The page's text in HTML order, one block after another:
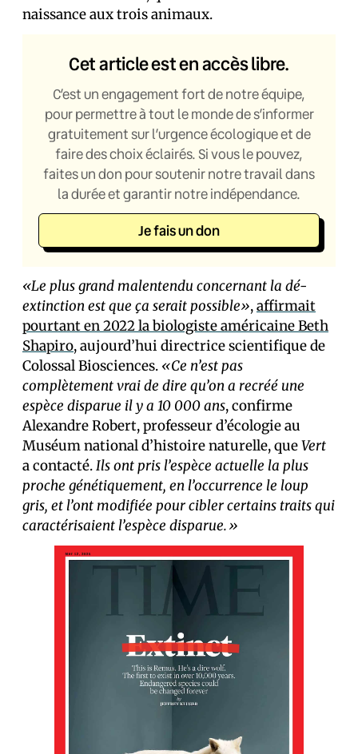
naissance aux trois animaux.
Cet article est en accès libre.
C’est un engagement fort de notre équipe,
pour permettre à tout le monde de s’informer
gratuitement sur l’urgence écologique et de
faire des choix éclairés. Si vous le pouvez,
faites un don pour soutenir notre travail dans
la durée et garantir notre indépendance.
Je fais un don
«Le plus grand malentendu concernant la dé-
extinction est que ça serait possible»,affirmait
pourtant en 2022 la biologiste américaine Beth
Shapiro, aujourd’hui directrice scientifique de
Colossal Biosciences. «Ce n’est pas
complètement vrai de dire qu’on a recréé une
espèce disparue il y a 10 000 ans, confirme
Alexandre Robert, professeur d’écologie au
Muséum national d’histoire naturelle, queVert
a contacté.Ils ont pris l’espèce actuelle la plus
proche génétiquement, en l’occurrence le loup
gris, et l’ont modifiée pour cibler certains traits qui
caractérisaient l’espèce disparue.»